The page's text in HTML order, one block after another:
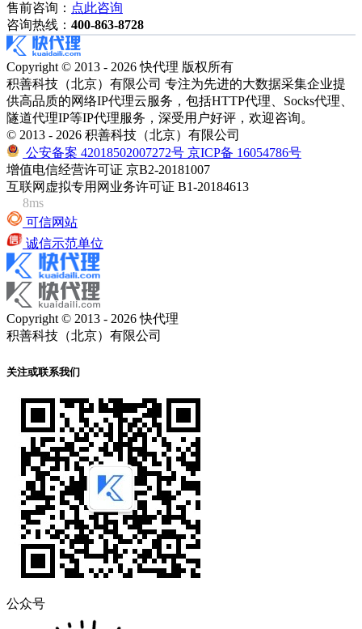
售前咨询： 点此咨询
咨询热线： 400-863-8728
Copyright © 2013 - 2026 快代理 版权所有
积善科技（北京）有限公司 专注为先进的大数据采集企业提
供高品质的网络IP代理云服务，包括HTTP代理、Socks代理、
隧道代理IP等IP代理服务，深受用户好评，欢迎咨询。
© 2013 - 2026 积善科技（北京）有限公司
公安备案 42018502007272号 京ICP备 16054786号
增值电信经营许可证 京B2-20181007
互联网虚拟专用网业务许可证 B1-20184613
8ms
可信网站
诚信示范单位
Copyright © 2013 - 2026 快代理
积善科技（北京）有限公司
关注或联系我们
公众号